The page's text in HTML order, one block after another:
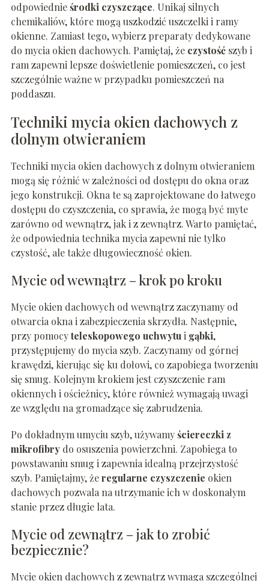
odpowiednieśrodki czyszczące. Unikaj silnych
chemikaliów, które mogą uszkodzić uszczelki i ramy
okienne. Zamiast tego, wybierz preparaty dedykowane
do mycia okien dachowych. Pamiętaj, że czystośćszyb i
ram zapewni lepsze doświetlenie pomieszczeń, co jest
szczególnie ważne w przypadku pomieszczeń na
poddaszu.
Techniki mycia okien dachowych z
dolnym otwieraniem
Techniki mycia okien dachowych z dolnym otwieraniem
mogą się różnić w zależności od dostępu do okna oraz
jego konstrukcji. Okna te są zaprojektowane do łatwego
dostępu do czyszczenia, co sprawia, że mogą być myte
zarówno od wewnątrz, jak i z zewnątrz. Warto pamiętać,
że odpowiednia technika mycia zapewni nie tylko
czystość, ale także długowieczność okien.
Mycie od wewnątrz – krok po kroku
Mycie okien dachowych od wewnątrz zaczynamy od
otwarcia okna i zabezpieczenia skrzydła. Następnie,
przy pomocyteleskopowego uchwytui gąbki,
przystępujemy do mycia szyb. Zaczynamy od górnej
krawędzi, kierując się ku dołowi, co zapobiega tworzeniu
się smug. Kolejnym krokiem jest czyszczenie ram
okiennych i ościeżnicy, które również wymagają uwagi
ze względu na gromadzące się zabrudzenia.
Po dokładnym umyciu szyb, używamyściereczki z
mikrofibrydo osuszenia powierzchni. Zapobiega to
powstawaniu smug i zapewnia idealną przejrzystość
szyb. Pamiętajmy, żeregularne czyszczenie okien
dachowych pozwala na utrzymanie ich w doskonałym
stanie przez długie lata.
Mycie od zewnątrz – jak to zrobić
bezpiecznie?
Mycie okien dachowych z zewnątrz wymaga szczególnej